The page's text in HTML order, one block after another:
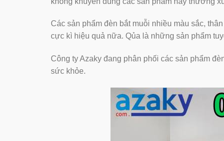
Các sản phẩm đèn bắt muỗi nhiều màu sắc,
cực kì hiệu quả nữa. Qủa là những sản phẩm
Công ty Azaky đang phân phối các sản phẩm
sức khỏe.